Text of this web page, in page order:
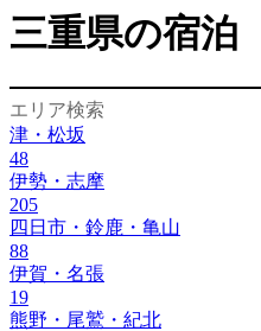
三重県の宿泊
エリア検索
津・松坂
48
伊勢・志摩
205
四日市・鈴鹿・亀山
88
伊賀・名張
19
熊野・尾鷲・紀北